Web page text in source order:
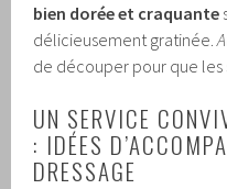
bien dorée et craquante
délicieusement gratinée.
de découper pour que les
UN SERVICE
: IDÉES
DRESSAGE